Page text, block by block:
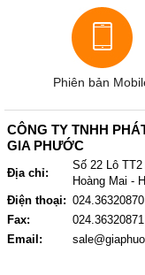
Phiên bản
CÔNG TY TNHH
GIA PHƯỚC
Địa chỉ:
Số 22 Lô
Hoàng Mai -
Điện thoại:
Fax:
024.36320871
Email: